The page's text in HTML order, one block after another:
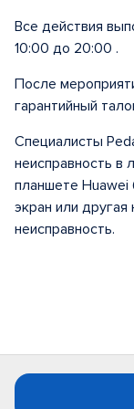
Все действия
10:00 до 20:00 .
После
гарантийный
Специалисты
неисправность в
планшете Huawei
экран или другая
неисправность.